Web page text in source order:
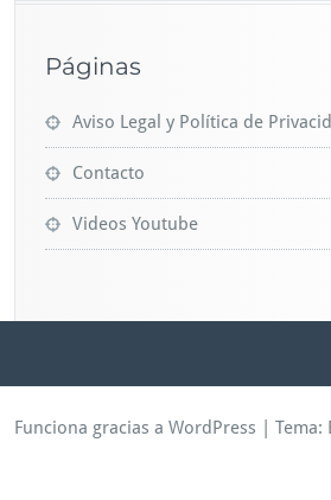
Páginas
Aviso Legal y Política de
Contacto
Videos Youtube
Funciona gracias a WordPress | Tema: